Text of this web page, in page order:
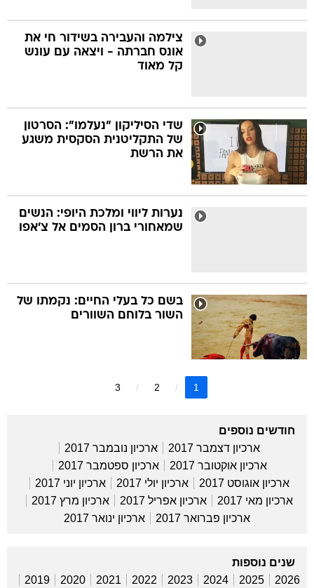
צילמה והעבירה בשידור חי את
אונס חברתה - ויצאה עם עונש
קל מאוד
שדי הסיליקון "נעלמו": הסרטון
של התקליטנית הסקסית משגע
את הרשת
נערות ליווי ומלכת היופי: הנשים
שמאחורי ברון הסמים אל צ'אפו
בשם כל בעלי החיים: נקמתו של
השור בלוחם השוורים
1
2
3
חודשים נוספים
ארכיון דצמבר 2017
ארכיון נובמבר 2017
ארכיון אוקטובר 2017
ארכיון ספטמבר 2017
ארכיון אוגוסט 2017
ארכיון יולי 2017
ארכיון יוני 2017
ארכיון מאי 2017
ארכיון אפריל 2017
ארכיון מרץ 2017
ארכיון פברואר 2017
ארכיון ינואר 2017
שנים נוספות
2026
2025
2024
2023
2022
2021
2020
2019